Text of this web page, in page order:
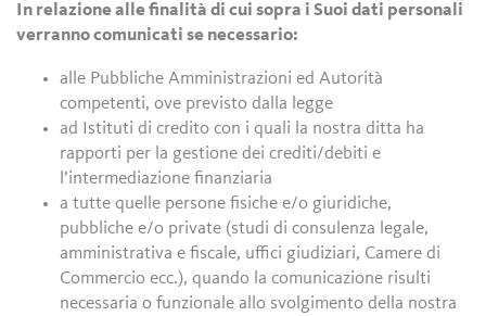
In relazione alle finalità di cui sopra i Suoi dati personali
verranno comunicati se necessario:
alle Pubbliche Amministrazioni ed Autorità
competenti, ove previsto dalla legge
ad Istituti di credito con i quali la nostra ditta ha
rapporti per la gestione dei crediti/debiti e
l’intermediazione finanziaria
a tutte quelle persone fisiche e/o giuridiche,
pubbliche e/o private (studi di consulenza legale,
amministrativa e fiscale, uffici giudiziari, Camere di
Commercio ecc.), quando la comunicazione risulti
necessaria o funzionale allo svolgimento della nostra